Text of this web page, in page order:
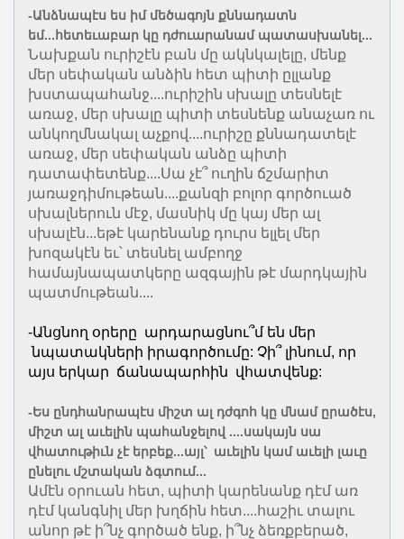
-Անձնապէս ես իմ մեծագոյն քննադատն
եմ...հետեւաբար կը դժուարանամ պատասխանել...
Նախքան ուրիշէն բան մը ակնկալելը, մենք
մեր սեփական անձին հետ պիտի ըլլանք
խստապահանջ....ուրիշին սխալը տեսնելէ
առաջ, մեր սխալը պիտի տեսնենք անաչառ ու
անկողմնակալ աչքով....ուրիշը քննադատելէ
առաջ, մեր սեփական անձը պիտի
դատափետենք....Սա չէ՞ ուղին ճշմարիտ
յառաջդիմութեան....քանզի բոլոր գործուած
սխալներուն մէջ, մասնիկ մը կայ մեր ալ
սխալէն...եթէ կարենանք դուրս ելլել մեր
խոզակէն եւ՝ տեսնել ամբողջ
համայնապատկերը ազգային թէ մարդկային
պատմութեան....
-Անցնող օրերը արդարացնու՞մ են մեր
նպատակների իրագործումը: Չի՞ լինում, որ
այս երկար ճանապարհին վհատվենք:
-Ես ընդհանրապէս միշտ ալ դժգոհ կը մնամ ըրածէս,
միշտ ալ աւելին պահանջելով ....սակայն սա
վհատութիւն չէ երբեք...այլ՝ աւելին կամ աւելի լաւը
ընելու մշտական ձգտում...
Ամէն օրուան հետ, պիտի կարենանք դէմ առ
դէմ կանգնիլ մեր խղճին հետ....հաշիւ տալու
անոր թէ ի՞նչ գործած ենք, ի՞նչ ձեռքբերած,